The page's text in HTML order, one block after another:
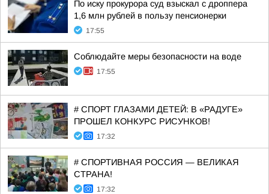
По иску прокурора суд взыскал с дроппера
1,6 млн рублей в пользу пенсионерки
17:55
Соблюдайте меры безопасности на воде
17:55
# СПОРТ ГЛАЗАМИ ДЕТЕЙ: В «РАДУГЕ»
ПРОШЕЛ КОНКУРС РИСУНКОВ!
17:32
# СПОРТИВНАЯ РОССИЯ — ВЕЛИКАЯ
СТРАНА!
17:32